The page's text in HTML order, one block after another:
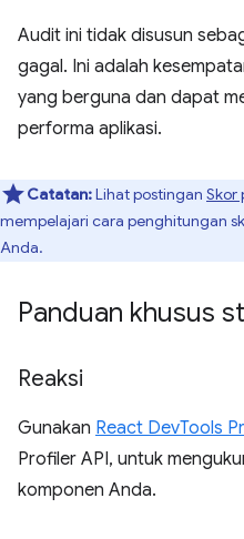
Audit ini tidak disusun
gagal. Ini adalah
yang berguna dan dapat
performa aplikasi.
Catatan:Lihat postingan Skor
mempelajari cara penghitungan
Anda.
Panduan khusus
Reaksi
Gunakan React DevTools
Profiler API, untuk
komponen Anda.